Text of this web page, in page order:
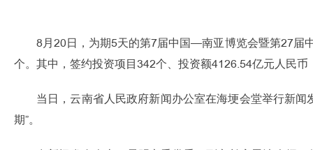
8月20日，为期5天的第7届中国—南亚博览会暨第27届
个。其中，签约投资项目342个、投资额4126.54亿元人民
当日，云南省人民政府新闻办公室在海埂会堂举行新
期”。